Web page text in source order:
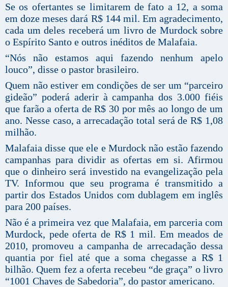
Se os ofertantes se limitarem de fato a 12, a soma
em doze meses dará R$ 144 mil. Em agradecimento,
cada um deles receberá um livro de Murdock sobre
o Espírito Santo e outros inéditos de Malafaia.
“Nós não estamos aqui fazendo nenhum apelo
louco”, disse o pastor brasileiro.
Quem não estiver em condições de ser um “parceiro
gideão” poderá aderir à campanha dos 3.000 fiéis
que farão a oferta de R$ 30 por mês ao longo de um
ano. Nesse caso, a arrecadação total será de R$ 1,08
milhão.
Malafaia disse que ele e Murdock não estão fazendo
campanhas para dividir as ofertas em si. Afirmou
que o dinheiro será investido na evangelização pela
TV. Informou que seu programa é transmitido a
partir dos Estados Unidos com dublagem em inglês
para 200 países.
Não é a primeira vez que Malafaia, em parceria com
Murdock, pede oferta de R$ 1 mil. Em meados de
2010, promoveu a campanha de arrecadação dessa
quantia por fiel até que a soma chegasse a R$ 1
bilhão. Quem fez a oferta recebeu “de graça” o livro
“1001 Chaves de Sabedoria”, do pastor americano.